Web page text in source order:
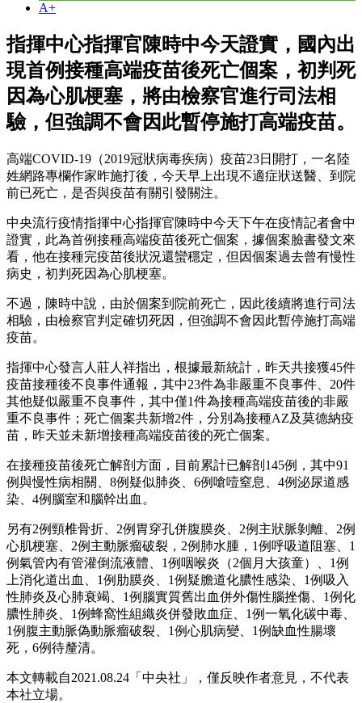
A+
指揮中心指揮官陳時中今天證實，國內出
現首例接種高端疫苗後死亡個案，初判死
因為心肌梗塞，將由檢察官進行司法相
驗，但強調不會因此暫停施打高端疫苗。
高端COVID-19（2019冠狀病毒疾病）疫苗23日開打，一名陸
姓網路專欄作家昨施打後，今天早上出現不適症狀送醫、到院
前已死亡，是否與疫苗有關引發關注。
中央流行疫情指揮中心指揮官陳時中今天下午在疫情記者會中
證實，此為首例接種高端疫苗後死亡個案，據個案臉書發文來
看，他在接種完疫苗後狀況還蠻穩定，但因個案過去曾有慢性
病史，初判死因為心肌梗塞。
不過，陳時中說，由於個案到院前死亡，因此後續將進行司法
相驗，由檢察官判定確切死因，但強調不會因此暫停施打高端
疫苗。
指揮中心發言人莊人祥指出，根據最新統計，昨天共接獲45件
疫苗接種後不良事件通報，其中23件為非嚴重不良事件、20件
其他疑似嚴重不良事件，其中僅1件為接種高端疫苗後的非嚴
重不良事件；死亡個案共新增2件，分別為接種AZ及莫德納疫
苗，昨天並未新增接種高端疫苗後的死亡個案。
在接種疫苗後死亡解剖方面，目前累計已解剖145例，其中91
例與慢性病相關、8例疑似肺炎、6例嗆噎窒息、4例泌尿道感
染、4例腦室和腦幹出血。
另有2例頸椎骨折、2例胃穿孔併腹膜炎、2例主狀脈剝離、2例
心肌梗塞、2例主動脈瘤破裂，2例肺水腫，1例呼吸道阻塞、1
例氣管內有管灌倒流液體、1例咽喉炎（2個月大孩童）、1例
上消化道出血、1例肋膜炎、1例疑膽道化膿性感染、1例吸入
性肺炎及心肺衰竭、1例腦實質舊出血併外傷性腦挫傷、1例化
膿性肺炎、1例蜂窩性組織炎併發敗血症、1例一氧化碳中毒、
1例腹主動脈偽動脈瘤破裂、1例心肌病變、1例缺血性腸壞
死，6例待釐清。
本文轉載自2021.08.24「中央社」， 僅反映作者意見，不代表
本社立場。